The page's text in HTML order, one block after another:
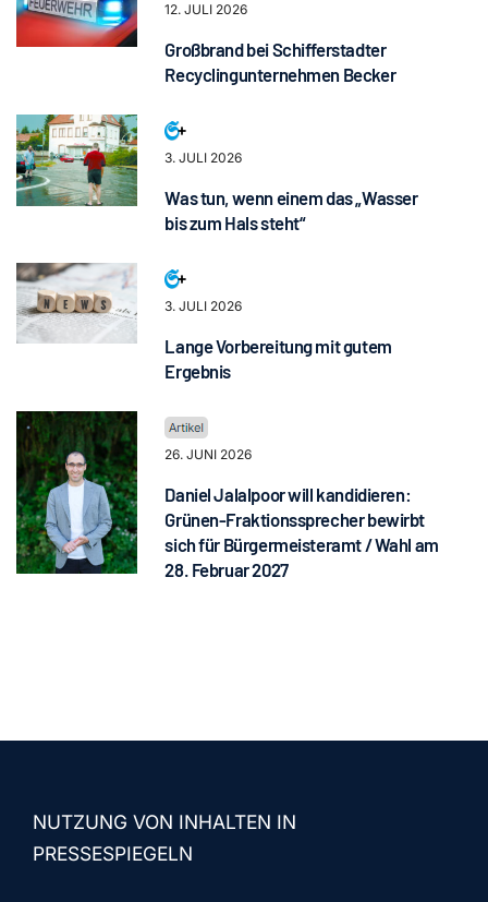
12. JULI 2026
Großbrand bei Schifferstadter
Recyclingunternehmen Becker
3. JULI 2026
Was tun, wenn einem das „Wasser
bis zum Hals steht“
3. JULI 2026
Lange Vorbereitung mit gutem
Ergebnis
26. JUNI 2026
Daniel Jalalpoor will kandidieren:
Grünen-Fraktionssprecher bewirbt
sich für Bürgermeisteramt / Wahl am
28. Februar 2027
NUTZUNG VON INHALTEN IN
PRESSESPIEGELN